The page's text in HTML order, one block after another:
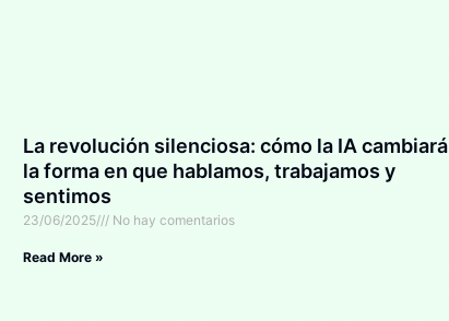
La revolución silenciosa: cómo la IA cambiará
la forma en que hablamos, trabajamos y
sentimos
23/06/2025 No hay comentarios
Read More »